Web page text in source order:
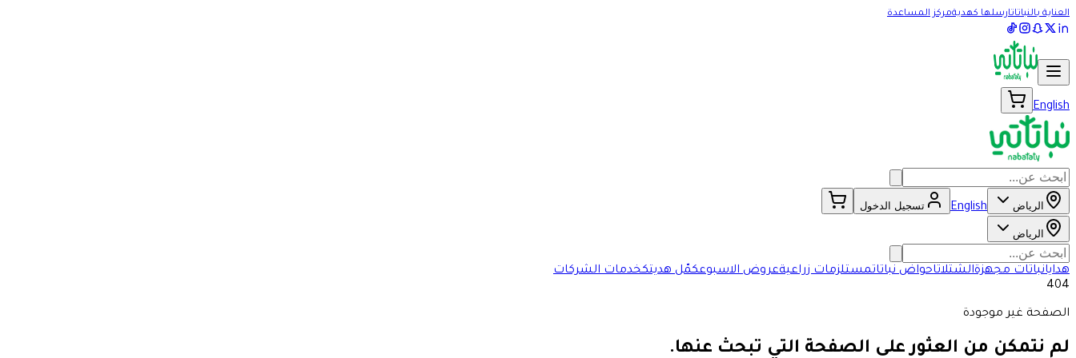
العناية بالنباتاتارسلها كهديةمركز المساعدة
English
الرياض English تسجيل الدخول
الرياض
هدايانباتات مجهزةالشتلاتاحواض نباتاتمستلزمات زراعيةعروض الاسبوعكمّل هديتكخدمات الشركات
404
الصفحة غير موجودة
لم نتمكن من العثور على الصفحة التي تبحث عنها.